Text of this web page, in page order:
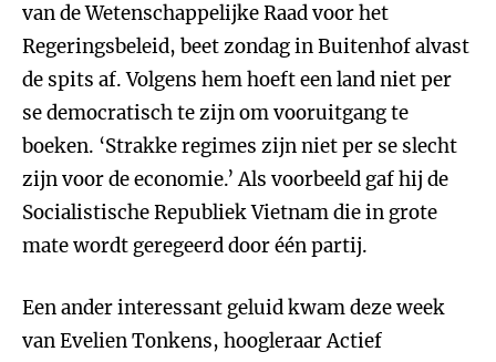
van de Wetenschappelijke Raad voor het
Regeringsbeleid, beet zondag in Buitenhof alvast
de spits af. Volgens hem hoeft een land niet per
se democratisch te zijn om vooruitgang te
boeken. ‘Strakke regimes zijn niet per se slecht
zijn voor de economie.’ Als voorbeeld gaf hij de
Socialistische Republiek Vietnam die in grote
mate wordt geregeerd door één partij.
Een ander interessant geluid kwam deze week
van Evelien Tonkens, hoogleraar Actief